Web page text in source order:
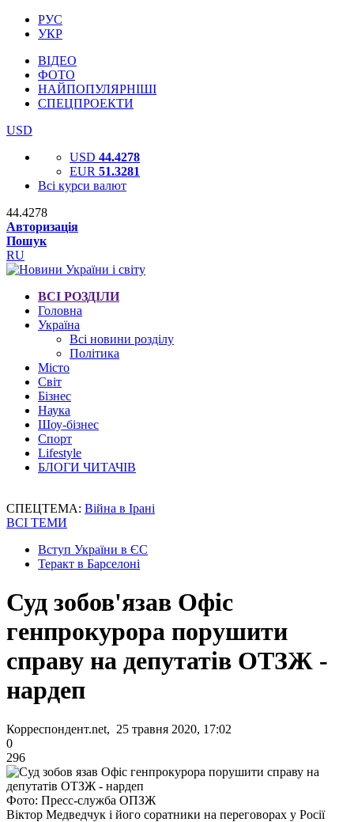
РУС
УКР
ВІДЕО
ФОТО
НАЙПОПУЛЯРНІШІ
СПЕЦПРОЕКТИ
USD
USD 44.4278
EUR 51.3281
Всі курси валют
44.4278
Авторизація
Пошук
RU
ВСІ РОЗДІЛИ
Головна
Україна
Всі новини розділу
Політика
Місто
Світ
Бізнес
Наука
Шоу-бізнес
Спорт
Lifestyle
БЛОГИ ЧИТАЧІВ
СПЕЦТЕМА: Війна в Ірані
ВСІ ТЕМИ
Вступ України в ЄС
Теракт в Барселоні
Суд зобов'язав Офіс
генпрокурора порушити
справу на депутатів ОТЗЖ -
нардеп
Корреспондент.net, 25 травня 2020, 17:02
0
296
Фото: Пресс-служба ОПЗЖ
Віктор Медведчук і його соратники на переговорах у Росії